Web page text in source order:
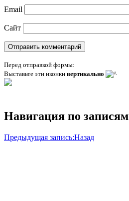
Email
Сайт
Перед отправкой формы:
Выставьте эти иконки вертикально
Навигация по записям
Предыдущая запись:Назад